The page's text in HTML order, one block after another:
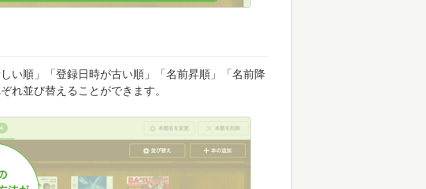
い順」「登録日時が古い順」「名前昇順」「名前降
れ並び替えることができます。